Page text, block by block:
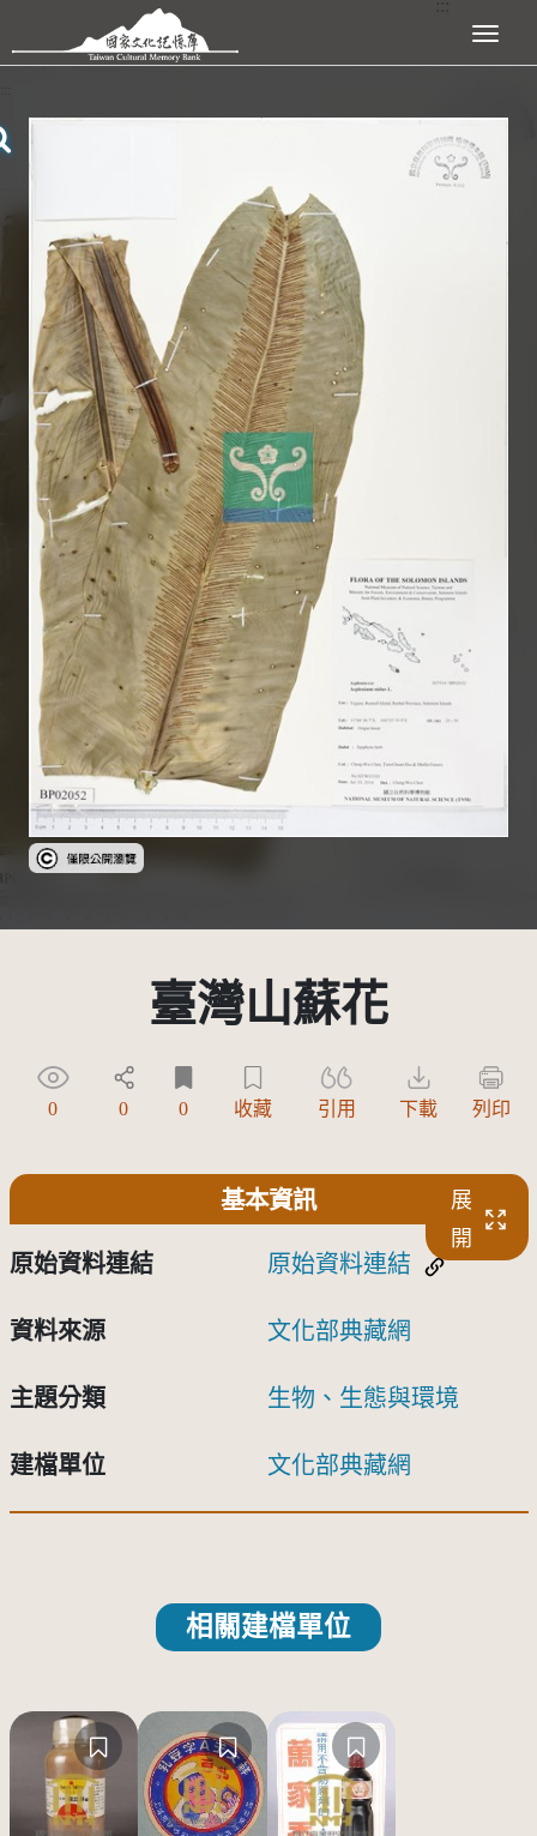
跳到主要內容區塊 展開選單
受著作權法保護-僅限於本平台有限度公開瀏覽
臺灣山蘇花
0 0 0 收藏 引用 下載 列印
基本資訊
展
開
原始資料連結 原始資料連結
資料來源 文化部典藏網
主題分類 生物、生態與環境
建檔單位 文化部典藏網
相關建檔單位